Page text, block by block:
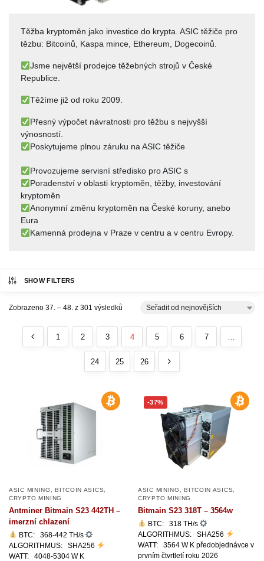
Těžba kryptoměn jako investice do krypta. ASIC těžiče pro
tězbu: Bitcoinů, Kaspa mince, Ethereum, Dogecoinů.
Jsme největší prodejce těžebných strojů v České
Republice.
Těžíme již od roku 2009.
Přesný výpočet návratnosti pro těžbu s nejvyšší
výnosností.
Poskytujeme plnou záruku na ASIC těžiče
Provozujeme servisní středisko pro ASIC s
Poradenství v oblasti kryptoměn, těžby, investování
kryptoměn
Anonymní změnu kryptoměn na České koruny, anebo
Eura
Kamenná prodejna v Praze v centru a v centru Evropy.
SHOW FILTERS
Zobrazeno 37. – 48. z 301 výsledků
1 2 3 4 5 6 7 …
24 25 26
ASIC MINING ,BITCOIN ASICS
CRYPTO MINING
Antminer Bitmain S23 442TH –
imerzní chlazení
BTC: 368-442 TH/s
ALGORITHMUS: SHA256
WATT: 4048-5304 W K
-37%
ASIC MINING ,BITCOIN ASICS
CRYPTO MINING
Bitmain S23 318T – 3564w
BTC: 318 TH/s
ALGORITHMUS: SHA256
WATT: 3564 W K předobjednávce v
prvním čtvrtletí roku 2026